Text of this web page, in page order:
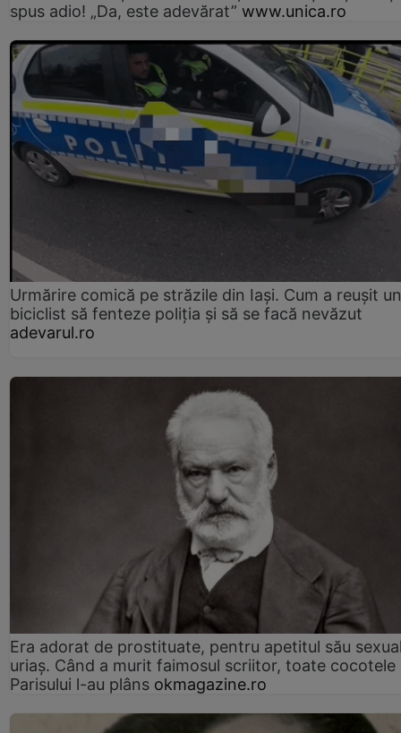
spus adio! „Da, este adevărat” www.unica.ro
Urmărire comică pe străzile din Iași. Cum a reușit un
biciclist să fenteze poliția și să se facă nevăzut
adevarul.ro
Era adorat de prostituate, pentru apetitul său
uriaș. Când a murit faimosul scriitor, toate cocotele
Parisului l-au plâns okmagazine.ro